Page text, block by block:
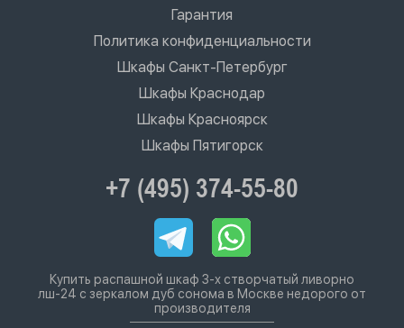
Гарантия
Политика конфиденциальности
Шкафы Санкт-Петербург
Шкафы Краснодар
Шкафы Красноярск
Шкафы Пятигорск
+7 (495) 374-55-80
Купить распашной шкаф 3-х створчатый ливорно
лш-24 с зеркалом дуб сонома в Москве недорого от
производителя